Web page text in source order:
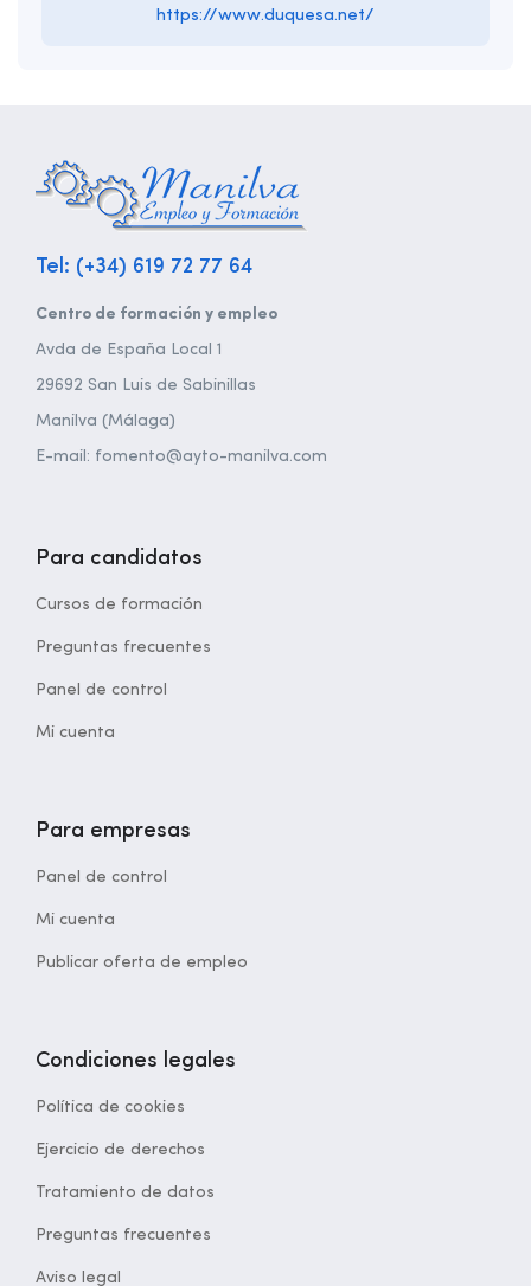
https://www.duquesa.net/
Tel: (+34) 619 72 77 64
Centro de formación y empleo
Avda de España Local 1
29692 San Luis de Sabinillas
Manilva (Málaga)
E-mail: fomento@ayto-manilva.com
Para candidatos
Cursos de formación
Preguntas frecuentes
Panel de control
Mi cuenta
Para empresas
Panel de control
Mi cuenta
Publicar oferta de empleo
Condiciones legales
Política de cookies
Ejercicio de derechos
Tratamiento de datos
Preguntas frecuentes
Aviso legal